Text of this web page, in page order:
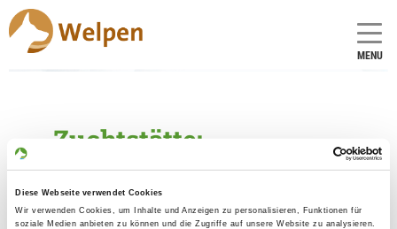
Diese Webseite verwendet Cookies
Wir verwenden Cookies, um Inhalte und Anzeigen zu personalisieren, Funktionen für
soziale Medien anbieten zu können und die Zugriffe auf unsere Website zu analysieren.
MENU
Zuchtstätte:
vom Burger Deich
Gründungsdatum: 13.12.2010